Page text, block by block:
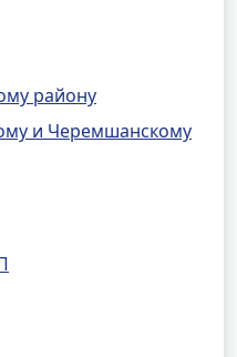
району
и Черемшанскому